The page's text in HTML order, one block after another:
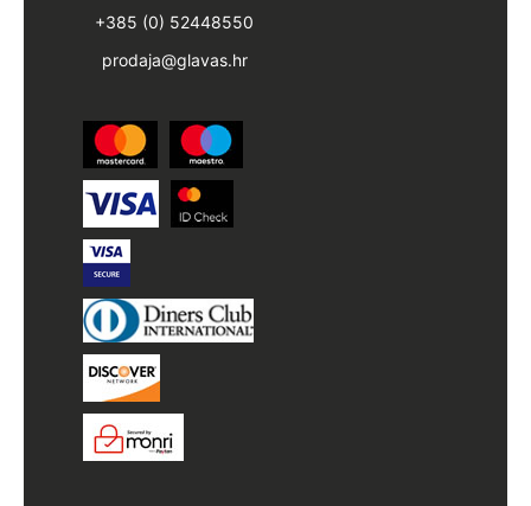
+385 (0) 52448550
prodaja@glavas.hr